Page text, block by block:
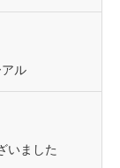
ル
いました